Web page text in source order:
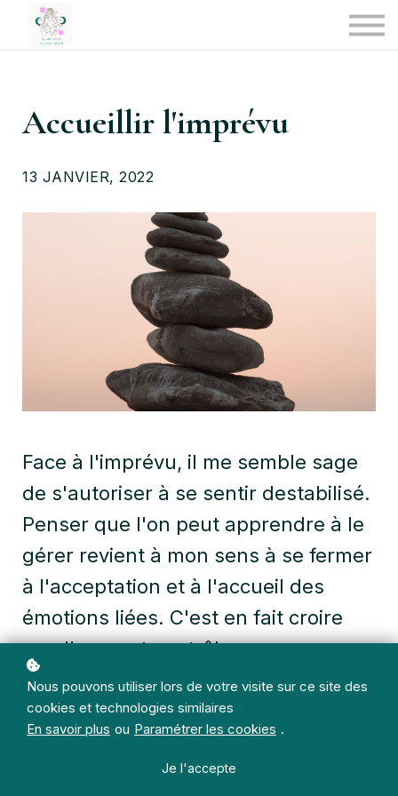
Accueillir l'imprévu
13 JANVIER, 2022
Face à l'imprévu, il me semble sage
de s'autoriser à se sentir destabilisé.
Penser que l'on peut apprendre à le
gérer revient à mon sens à se fermer
à l'acceptation et à l'accueil des
émotions liées. C'est en fait croire
que l'on peut contrôler
l'incontrôlable.
Dans le livre Stress Post-
traumatique, j'explique mon
parcours pour me relever de
Nous pouvons utiliser lors de votre visite sur ce site des
cookies et technologies similaires
En savoir plus ou Paramétrer les cookies .
Je l'accepte